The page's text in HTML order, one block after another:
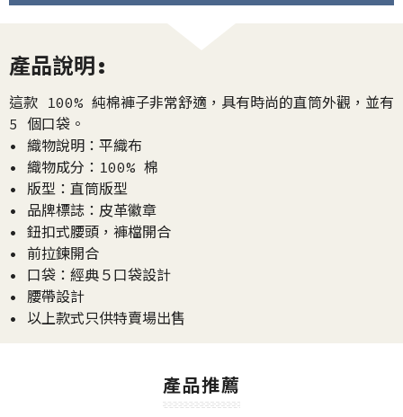
產品說明:
這款 100% 純棉褲子非常舒適，具有時尚的直筒外觀，並有
5 個口袋。
• 織物說明：平織布
• 織物成分：100% 棉
• 版型：直筒版型
• 品牌標誌：皮革徽章
• 鈕扣式腰頭，褲檔開合
• 前拉鍊開合
• 口袋：經典５口袋設計
• 腰帶設計
• 以上款式只供特賣場出售
產品推薦